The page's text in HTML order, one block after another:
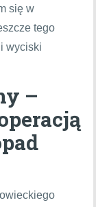
się w
tego
wyciski
–